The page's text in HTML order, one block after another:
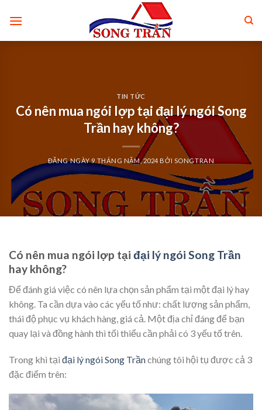
TIN TỨC
Có nên mua ngói lợp tại đại lý ngói Song
Trần hay không?
ĐĂNG NGÀY9 THÁNG NĂM, 2024BỞI SONGTRAN
Có nên mua ngói lợp tại đại lý ngói Song Trần
hay không?
Để đánh giá việc có nên lựa chọn sản phẩm tại một đại lý hay
không. Ta cần dựa vào các yếu tố như: chất lượng sản phẩm,
thái độ phục vụ khách hàng, giá cả. Một địa chỉ đáng để bạn
quay lại và đồng hành thì tối thiểu cần phải có 3 yếu tố trên.
Trong khi tại đại lý ngói Song Trầnchúng tôi hội tụ được cả 3
đặc điểm trên: